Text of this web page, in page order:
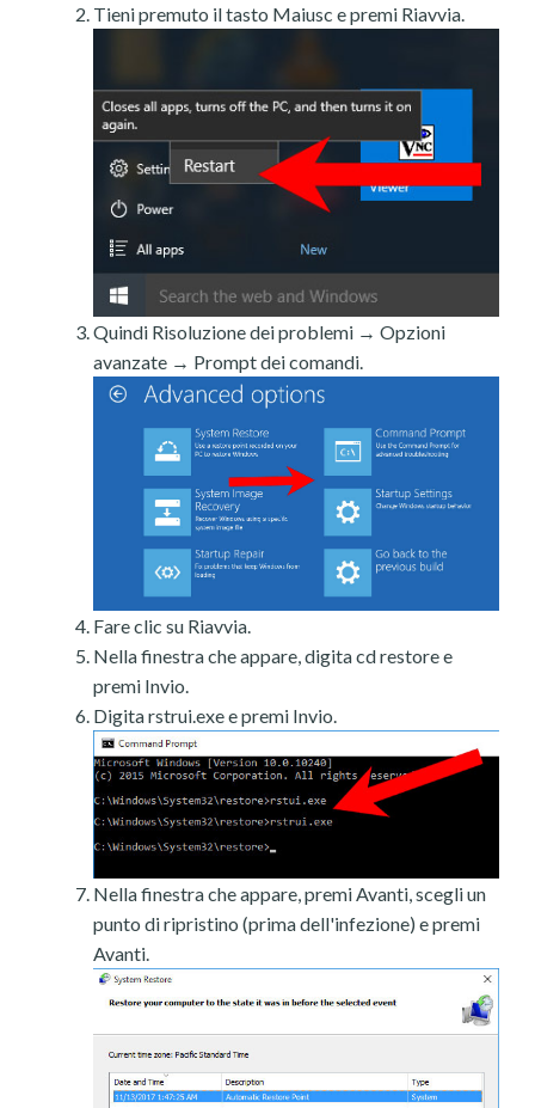
Tieni premuto il tasto Maiusc e premi Riavvia.
Quindi Risoluzione dei problemi → Opzioni
avanzate → Prompt dei comandi.
Fare clic su Riavvia.
Nella finestra che appare, digita cd restore e
premi Invio.
Digita rstrui.exe e premi Invio.
Nella finestra che appare, premi Avanti, scegli un
punto di ripristino (prima dell'infezione) e premi
Avanti.